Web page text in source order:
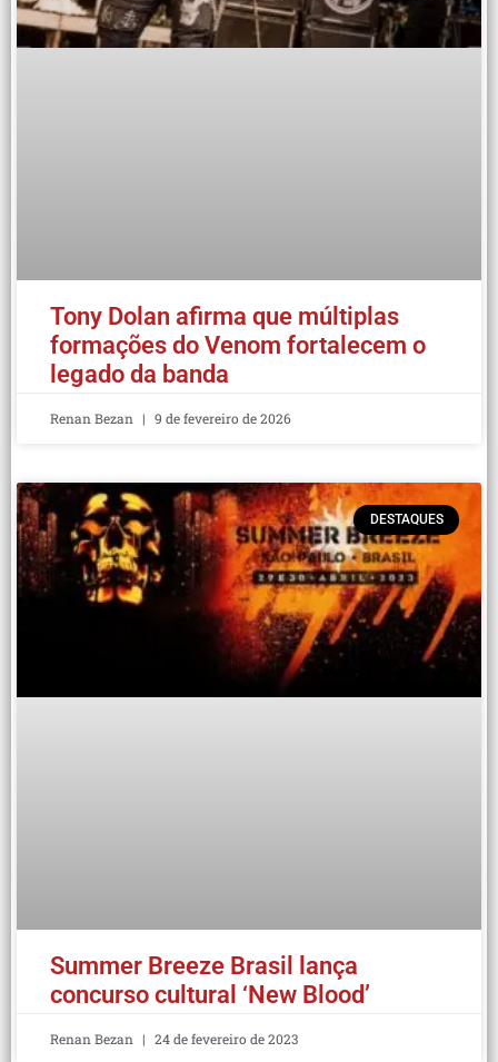
Tony Dolan afirma que múltiplas
formações do Venom fortalecem o
legado da banda
Renan Bezan 9 de fevereiro de 2026
DESTAQUES
Summer Breeze Brasil lança
concurso cultural ‘New Blood’
Renan Bezan 24 de fevereiro de 2023